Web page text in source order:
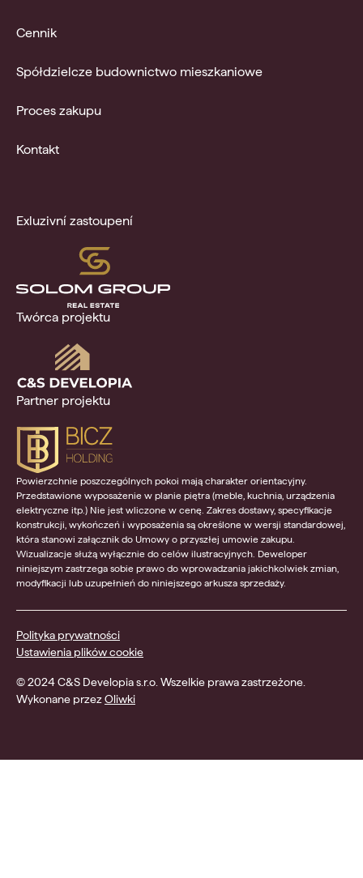
Cennik
Spółdzielcze budownictwo mieszkaniowe
Proces zakupu
Kontakt
Exluzivní zastoupení
Twórca projektu
Partner projektu
Powierzchnie poszczególnych pokoi mają charakter orientacyjny.
Przedstawione wyposażenie w planie piętra (meble, kuchnia, urządzenia
elektryczne itp.) Nie jest wliczone w cenę. Zakres dostawy, specyfikacje
konstrukcji, wykończeń i wyposażenia są określone w wersji standardowej,
która stanowi załącznik do Umowy o przyszłej umowie zakupu.
Wizualizacje służą wyłącznie do celów ilustracyjnych. Deweloper
niniejszym zastrzega sobie prawo do wprowadzania jakichkolwiek zmian,
modyfikacji lub uzupełnień do niniejszego arkusza sprzedaży.
© 2024 C&S Developia s.r.o. Wszelkie prawa zastrzeżone.
Wykonane przezOliwki
Polityka prywatności
Ustawienia plików cookie